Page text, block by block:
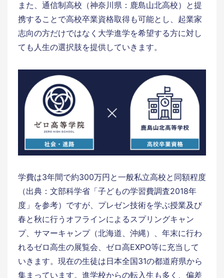
また、通信制高校（神奈川県：鹿島山北高校）と提
携することで高校卒業資格取得も可能とし、起業家
志向の方だけではなく大学進学を希望する方に対し
ても人生の選択肢を提供していきます。
学費は3年間で約300万円と一般私立高校と同額程度
（出典：文部科学省「子どもの学習費調査2018年
度」を参考）ですが、プレゼン技術を学ぶ授業及び
春と秋に行うオフラインによるスプリングキャン
プ、サマーキャンプ（北海道、沖縄）、年末に行わ
れるゼロ高生の展覧会、ゼロ高EXPO等に充当して
いきます。現在の生徒は日本全国31の都道府県から
集まっています。進学校からの転入生も多く、偏差